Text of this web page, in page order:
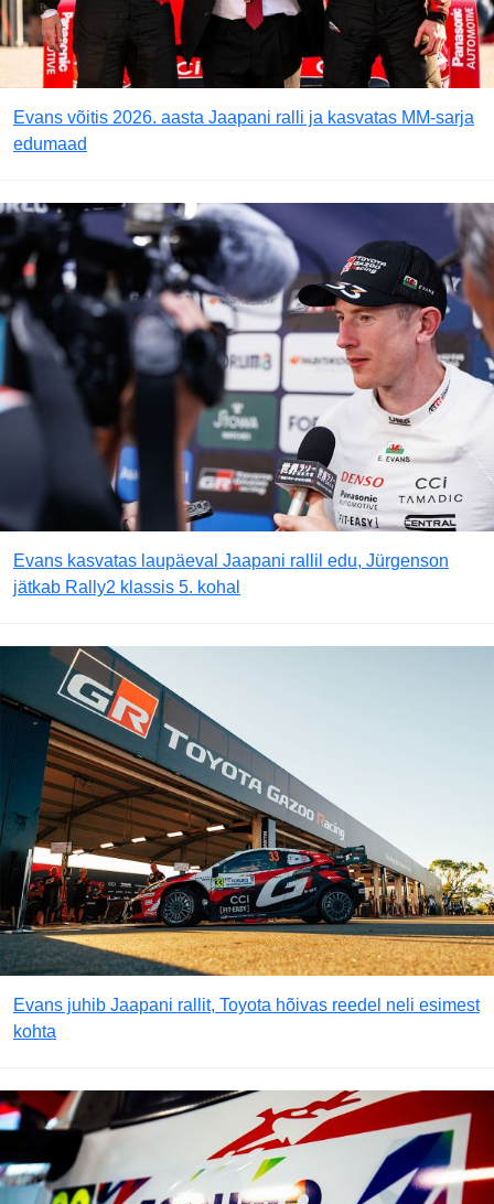
Evans võitis 2026. aasta Jaapani ralli ja kasvatas MM-sarja
edumaad
Evans kasvatas laupäeval Jaapani rallil edu, Jürgenson
jätkab Rally2 klassis 5. kohal
Evans juhib Jaapani rallit, Toyota hõivas reedel neli esimest
kohta